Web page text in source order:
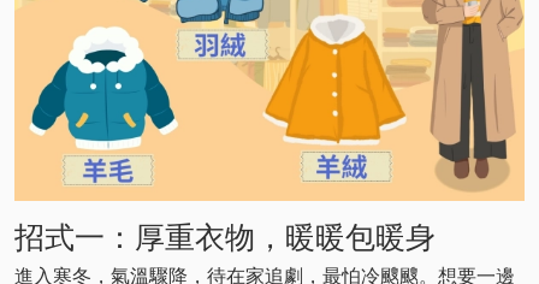
招式一：厚重衣物，暖暖包暖身
進入寒冬，氣溫驟降，待在家追劇，最怕冷颼颼。想要一邊